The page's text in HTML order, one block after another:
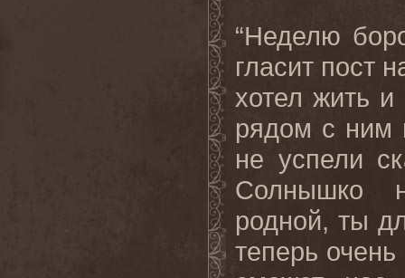
“Неделю
гласит пост
хотел жить
рядом с ним
не успели
Солнышко
родной, ты
теперь